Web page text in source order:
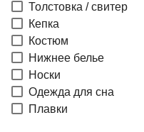
Толстовка / свитер
Кепка
Костюм
Нижнее белье
Носки
Одежда для сна
Плавки